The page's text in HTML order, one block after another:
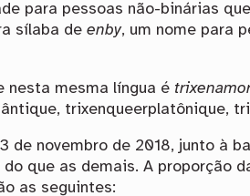
para pessoas não-binárias
sílaba deenby, um nome para
nesta mesma língua é
trixenqueerplatônique,
de novembro de 2018, junto à
que as demais. A proporção
as seguintes: